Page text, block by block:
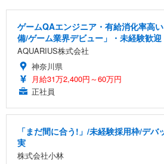
ゲームQAエンジニア・有給消化率高
備/ゲーム業界デビュー」・未経験歓
AQUARIUS株式会社
神奈川県
月給31万2,400円～60万円
正社員
「まだ間に合う!」/未経験採用枠/デ
実
株式会社小林